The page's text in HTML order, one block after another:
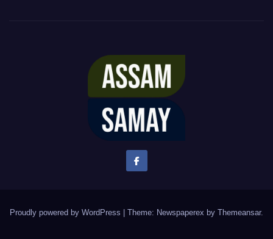
Proudly powered by WordPress | Theme: Newspaperex by Themeansar.